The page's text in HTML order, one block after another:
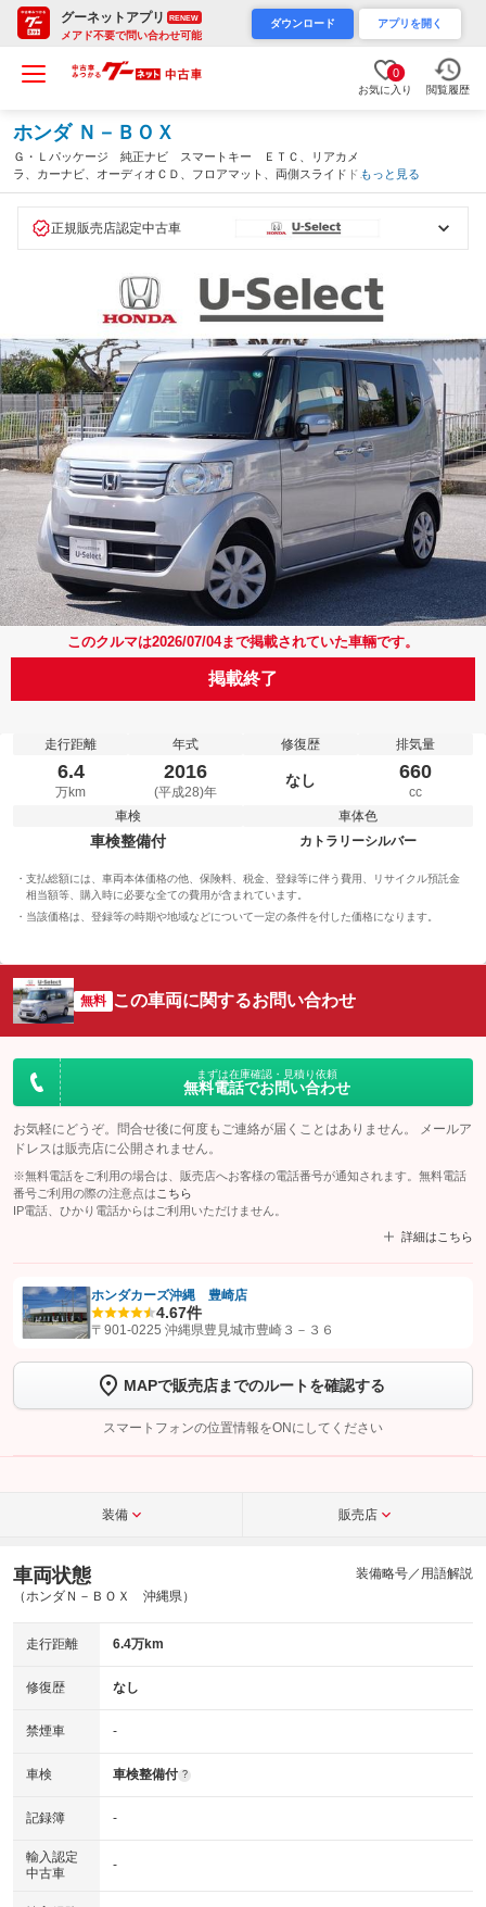
グーネットアプリ RENEW
メアド不要で問い合わせ可能
ダウンロード アプリを開く
0
お気に入り 閲覧履歴
ホンダ Ｎ－ＢＯＸ
Ｇ・Ｌパッケージ 純正ナビ スマートキー ＥＴＣ、リアカメ
ラ、カーナビ、オーディオＣＤ、フロアマット、両側スライドド
ア 内地仕入れ バックモニタ－ インテリジェントキー ナビテ
もっと見る
正規販売店認定中古車
このクルマは2026/07/04まで掲載されていた車輛です。
掲載終了
走行距離
6.4
万km
年式
2016
(平成28)年
修復歴
なし
排気量
660
cc
車検
車検整備付
車体色
カトラリーシルバー
支払総額には、車両本体価格の他、保険料、税金、登録等に伴う費用、リサイクル預託金
相当額等、購入時に必要な全ての費用が含まれています。
当該価格は、登録等の時期や地域などについて一定の条件を付した価格になります。
無料 この車両に関するお問い合わせ
まずは在庫確認・見積り依頼
無料電話でお問い合わせ
お気軽にどうぞ。問合せ後に何度もご連絡が届くことはありません。 メールア
ドレスは販売店に公開されません。
※無料電話をご利用の場合は、販売店へお客様の電話番号が通知されます。無料電話
番号ご利用の際の注意点は こちら
IP電話、ひかり電話からはご利用いただけません。
詳細はこちら
【STEP1】認証画面でグーネットを友だち追加してから「許可する」ボタンを押
トーク画面で
ボタンをタップして問い合わせを
完了してください。
こちら
ホンダカーズ沖縄 豊崎店
4.67件
〒901-0225 沖縄県豊見城市豊崎３－３６
MAPで販売店までのルートを確認する
スマートフォンの位置情報をONにしてください
装備 販売店
車両状態
（ホンダＮ－ＢＯＸ 沖縄県）
装備略号／用語解説
走行距離 6.4万km
修復歴 なし
禁煙車 -
車検 車検整備付 ?
記録簿 -
輸入認定
中古車
-